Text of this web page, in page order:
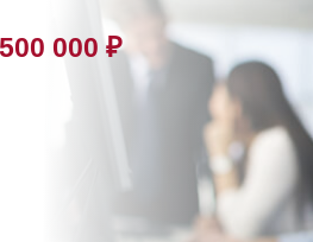
500 000 ₽